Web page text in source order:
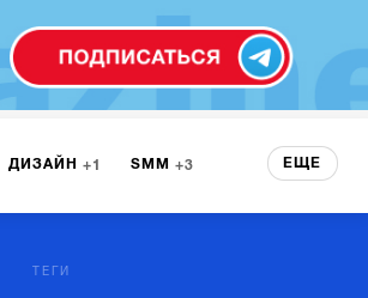
ДИЗАЙН 1 SMM 3 ЕЩЕ
ТЕГИ